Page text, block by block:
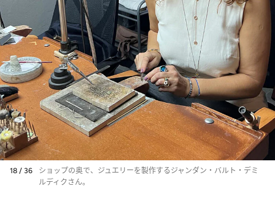
18 / 36
ショップの奥で、ジュエリーを製作するジャンダン・バルト・デミ
ルディクさん。